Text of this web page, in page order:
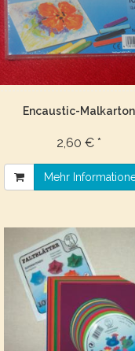
Encaustic-Malkarton
2,60 € *
Mehr